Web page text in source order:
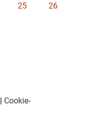
25
26
| Cookie-